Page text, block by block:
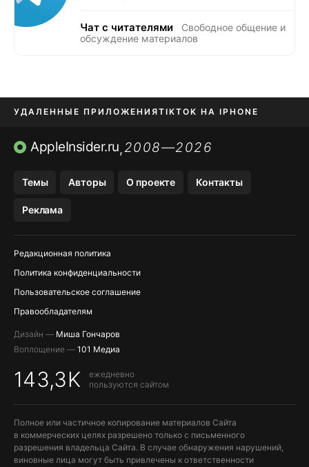
Чат с читателями
Свободное общение и
обсуждение материалов
УДАЛЕННЫЕ ПРИЛОЖЕНИЯTIKTOK НА IPHONE
ПРИЛОЖЕНИЯ БЕЗ APP STORE
AppleInsider.ru,2008—2026
Темы Авторы О проекте Контакты
Реклама
Редакционная политика
Политика конфиденциальности
Пользовательское соглашение
Правообладателям
Дизайн — Миша Гончаров
Воплощение — 101 Медиа
143,3K
ежедневно
пользуются сайтом
Полное или частичное копирование материалов Сайта
в коммерческих целях разрешено только с письменного
разрешения владельца Сайта. В случае обнаружения нарушений,
виновные лица могут быть привлечены к ответственности